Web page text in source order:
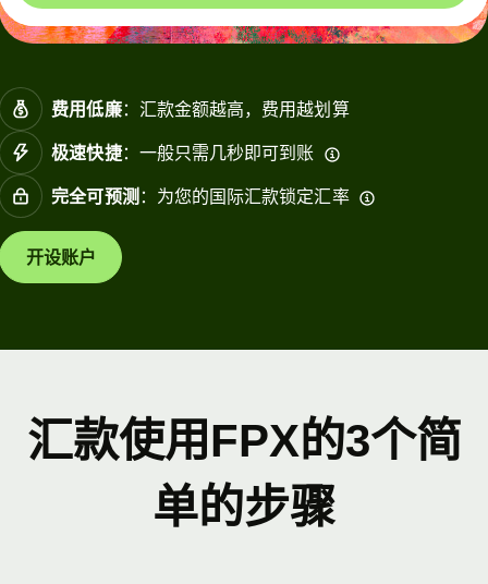
费用低廉：汇款金额越高，费用越划算
极速快捷：一般只需几秒即可到账
完全可预测 ：为您的国际汇款锁定汇率
开设账户
汇款使用FPX的3个简
单的步骤